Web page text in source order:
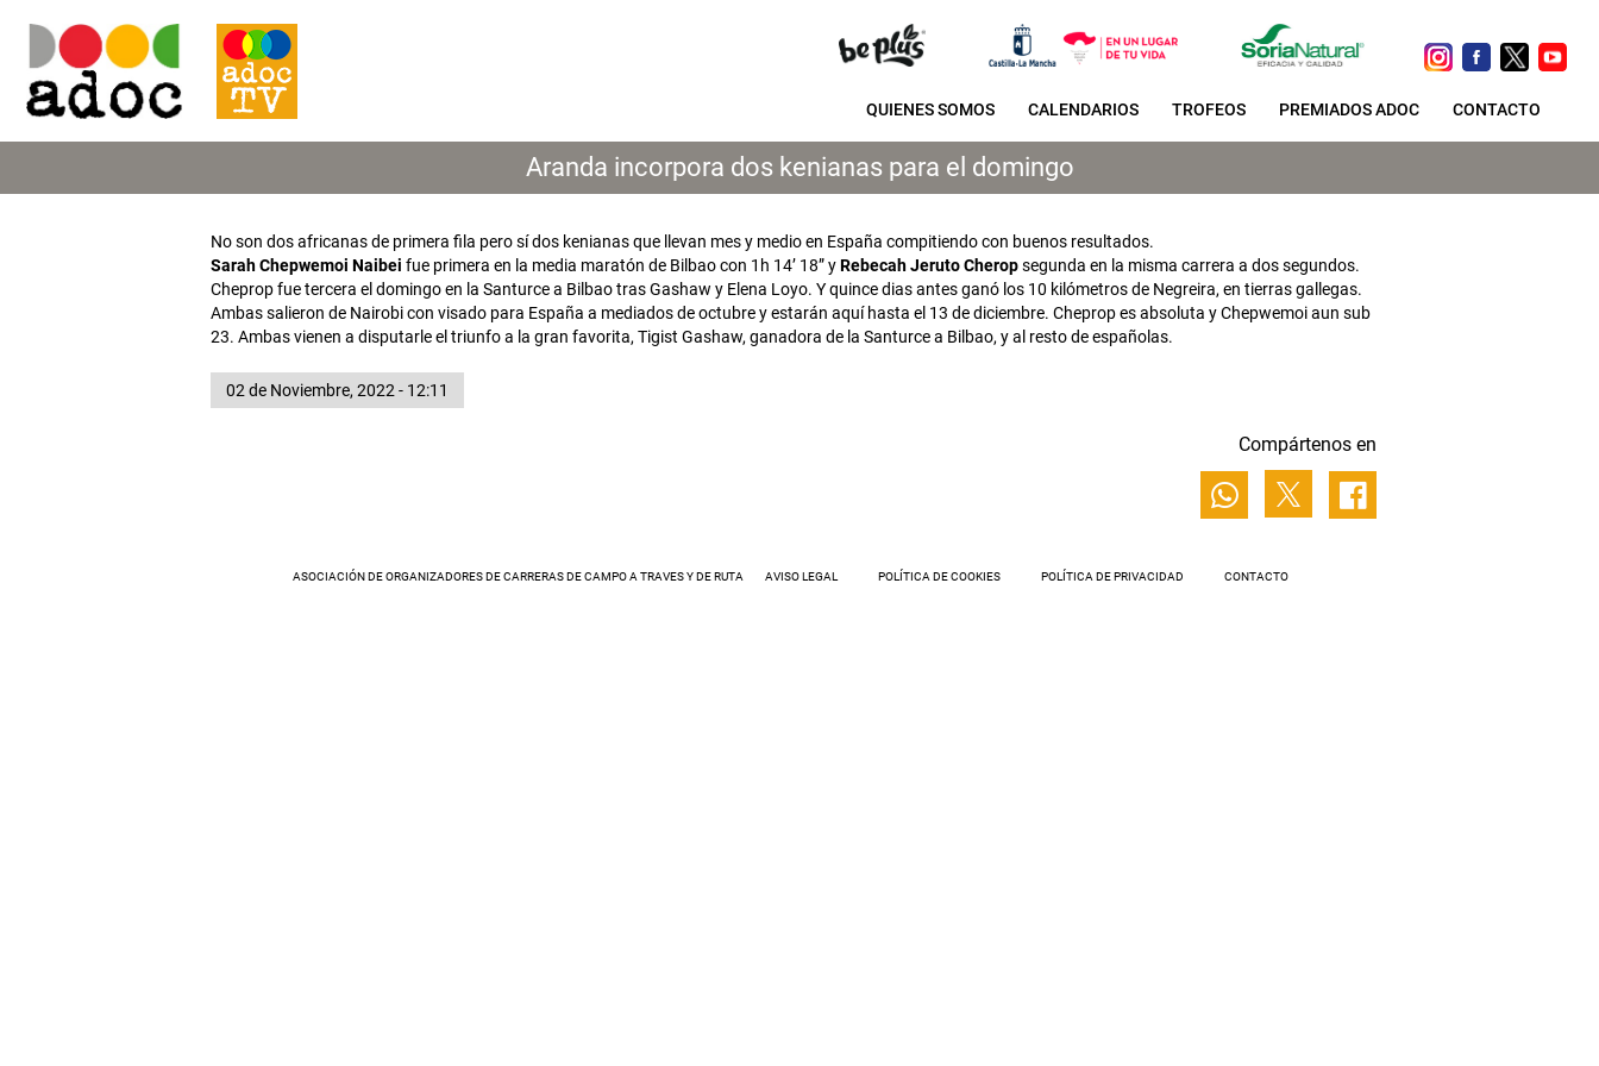
QUIENES SOMOS CALENDARIOS TROFEOS PREMIADOS ADOC CONTACTO
Aranda incorpora dos kenianas para el domingo
No son dos africanas de primera fila pero sí dos kenianas que llevan mes y medio en España compitiendo con buenos resultados.
Sarah Chepwemoi Naibei fue primera en la media maratón de Bilbao con 1h 14’ 18” yRebecah Jeruto Cheropsegunda en la misma carrera a dos segundos.
Cheprop fue tercera el domingo en la Santurce a Bilbao tras Gashaw y Elena Loyo. Y quince dias antes ganó los 10 kilómetros de Negreira, en tierras gallegas.
Ambas salieron de Nairobi con visado para España a mediados de octubre y estarán aquí hasta el 13 de diciembre. Cheprop es absoluta y Chepwemoi aun sub
23. Ambas vienen a disputarle el triunfo a la gran favorita, Tigist Gashaw, ganadora de la Santurce a Bilbao, y al resto de españolas.
02 de Noviembre, 2022 - 12:11
Compártenos en
ASOCIACIÓN DE ORGANIZADORES DE CARRERAS DE CAMPO A TRAVES Y DE RUTA AVISO LEGAL POLÍTICA DE COOKIES POLÍTICA DE PRIVACIDAD CONTACTO